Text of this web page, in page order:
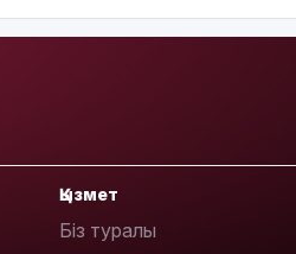
Қызмет
Біз туралы